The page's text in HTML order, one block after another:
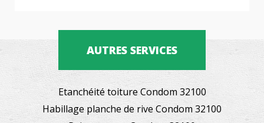
AUTRES SERVICES
Etanchéité toiture Condom 32100
Habillage planche de rive Condom 32100